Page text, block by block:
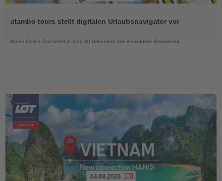
die
atambo tours stellt digitalen Urlaubsnavigator vor
Neues Online-Tool liefert in rund 60 Sekunden drei individuelle Reiseideen
04.08.2026